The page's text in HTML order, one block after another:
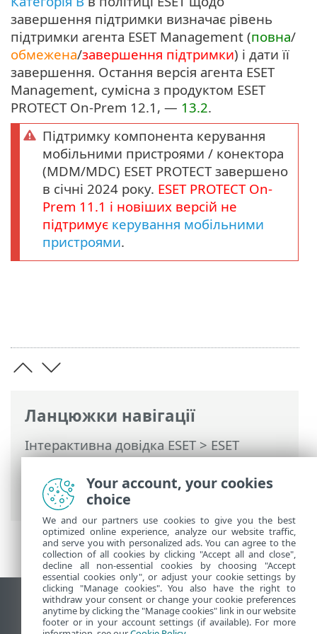
Ланцюжки навігації
Інтерактивна довідка ESET>ESET
PROTECT On-Prem>Специфікації>
Підтримувані операційні системи>
Linux
завершення підтримки визначає рівень
підтримки агента ESET Management (повна/
обмежена/завершення підтримки) і дати її
завершення. Остання версія агента ESET
Management, сумісна з продуктом ESET
PROTECT On-Prem 12.1, — 13.2.
Підтримку компонента керування
мобільними пристроями / конектора
(MDM/MDC) ESET PROTECT завершено
в січні 2024 року. ESET PROTECT On-
Prem 11.1 і новіших версій не
підтримує керування мобільними
пристроями.
Переглянути повну версію
End of Life
Your account, your cookies
choice
We and our partners use cookies to give you the best
optimized online experience, analyze our website traffic,
and serve you with personalized ads. You can agree to the
collection of all cookies by clicking "Accept all and close",
decline all non-essential cookies by choosing "Accept
essential cookies only", or adjust your cookie settings by
clicking "Manage cookies". You also have the right to
withdraw your consent or change your cookie preferences
anytime by clicking the "Manage cookies" link in our website
footer or in your account settings (if available). For more